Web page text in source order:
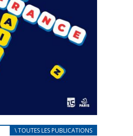
\ TOUTES LES PUBLICATIONS